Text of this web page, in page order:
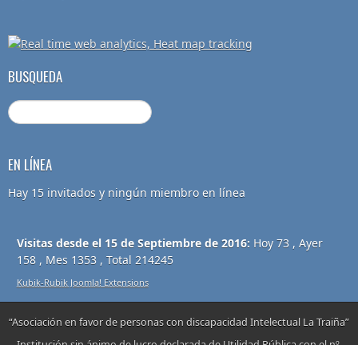
BUSQUEDA
EN LÍNEA
Hay 15 invitados y ningún miembro en línea
Visitas desde el 15 de Septiembre de 2016: Hoy 73 , Ayer
158 , Mes 1353 , Total 214245
Kubik-Rubik Joomla! Extensions
“Asociación en favor de personas con discapacidad Intelectual La Traiña”